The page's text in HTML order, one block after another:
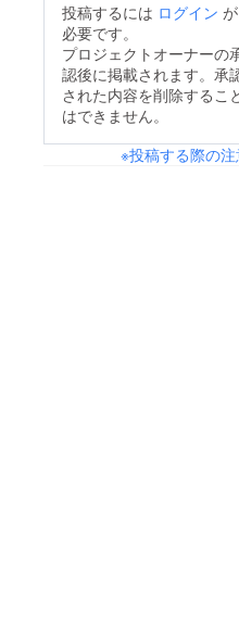
投稿するには ログイン が
必要です。
プロジェクトオーナーの
認後に掲載されます。承
された内容を削除するこ
はできません。
※投稿する際の注